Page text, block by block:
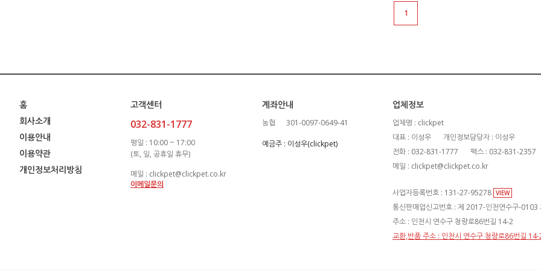
1
홈
회사소개
이용안내
이용약관
개인정보처리방침
고객센터
032-831-1777
평일 : 10:00 ~ 17:00
(토, 일, 공휴일 휴무)
메일 : clickpet@clickpet.co.kr
이메일문의
계좌안내
농협 301-0097-0649-41
예금주 : 이성우(clickpet)
업체정보
업체명 : clickpet
대표 : 이성우
개인정보담당자 : 이성우
전화 : 032-831-1777
팩스 : 032-831-2357
메일 : clickpet@clickpet.co.kr
사업자등록번호 : 131-27-95278 VIEW
통신판매업신고번호 : 제 2017-인천연수구-0103
주소 : 인천시 연수구 청량로86번길 14-2
교환,반품 주소 : 인천시 연수구 청량로86번길